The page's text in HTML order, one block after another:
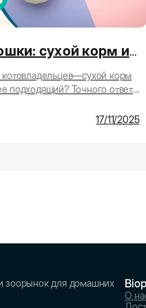
Что выбрать для кошки: сухой корм или влажный?
корм
подходящий? Точного ответа
17/11/2025
зоорынок для домашних
О